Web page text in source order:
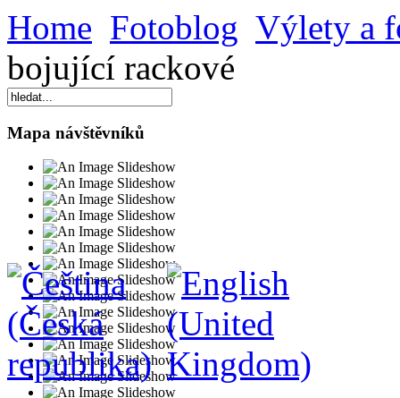
Home Fotoblog Výlety a
bojující rackové
Mapa návštěvníků